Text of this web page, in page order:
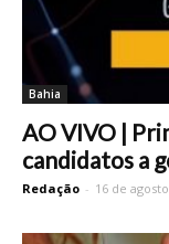
Bahia
AO VIVO |
candidatos a
Redação - 16 de